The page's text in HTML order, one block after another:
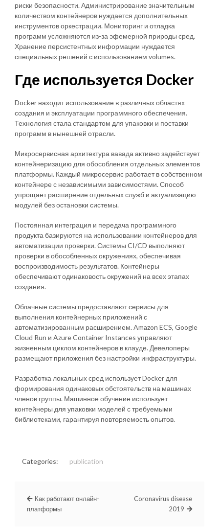
риски безопасности. Администрирование значительным
количеством контейнеров нуждается дополнительных
инструментов оркестрации. Мониторинг и отладка
программ усложняются из-за эфемерной природы сред.
Хранение персистентных информации нуждается
специальных решений с использованием volumes.
Где используется Docker
Docker находит использование в различных областях
создания и эксплуатации программного обеспечения.
Технология стала стандартом для упаковки и поставки
программ в нынешней отрасли.
Микросервисная архитектура вавада активно задействует
контейнеризацию для обособления отдельных элементов
платформы. Каждый микросервис работает в собственном
контейнере с независимыми зависимостями. Способ
упрощает расширение отдельных служб и актуализацию
модулей без остановки системы.
Постоянная интеграция и передача программного
продукта базируются на использовании контейнеров для
автоматизации проверки. Системы CI/CD выполняют
проверки в обособленных окружениях, обеспечивая
воспроизводимость результатов. Контейнеры
обеспечивают одинаковость окружений на всех этапах
создания.
Облачные системы предоставляют сервисы для
выполнения контейнерных приложений с
автоматизированным расширением. Amazon ECS, Google
Cloud Run и Azure Container Instances управляют
жизненным циклом контейнеров в клауде. Девелоперы
размещают приложения без настройки инфраструктуры.
Разработка локальных сред использует Docker для
формирования одинаковых обстоятельств на машинах
членов группы. Машинное обучение использует
контейнеры для упаковки моделей с требуемыми
библиотеками, гарантируя повторяемость опытов.
Categories: publication
Как работают онлайн-
платформы
Coronavirus disease
2019